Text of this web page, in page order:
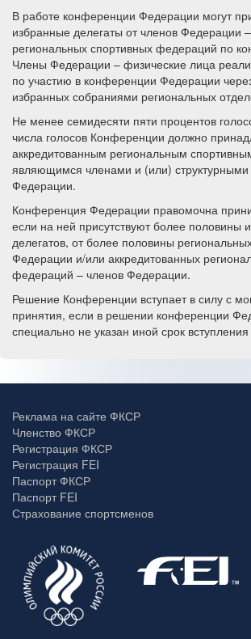
В работе конференции Федерации могут
избранные делегаты от членов Федерации
региональных спортивных федераций по
Члены Федерации – физические лица
по участию в конференции Федерации
избранных собраниями региональных
Не менее семидесяти пяти процентов
числа голосов Конференции должно
аккредитованным региональным
являющимся членами и (или)
Федерации.
Конференция Федерации правомочна
если на ней присутствуют более половины
делегатов, от более половины
Федерации и/или аккредитованных
федераций – членов Федерации.
Решение Конференции вступает в силу с
принятия, если в решении конференции
специально не указан иной срок вступления
Реклама на сайте ФКСР
Членство ФКСР
Регистрация ФКСР
Регистрация FEI
Паспорт ФКСР
Паспорт FEI
Страхование спортсменов